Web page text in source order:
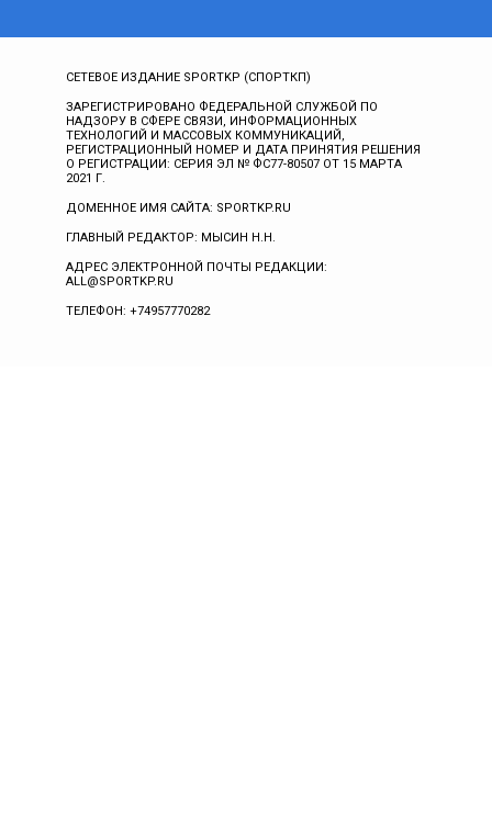
СЕТЕВОЕ ИЗДАНИЕ SPORTKP (СПОРТКП)
ЗАРЕГИСТРИРОВАНО ФЕДЕРАЛЬНОЙ СЛУЖБОЙ ПО
НАДЗОРУ В СФЕРЕ СВЯЗИ, ИНФОРМАЦИОННЫХ
ТЕХНОЛОГИЙ И МАССОВЫХ КОММУНИКАЦИЙ,
РЕГИСТРАЦИОННЫЙ НОМЕР И ДАТА ПРИНЯТИЯ РЕШЕНИЯ
О РЕГИСТРАЦИИ: СЕРИЯ ЭЛ № ФС77-80507 ОТ 15 МАРТА
2021 Г.
ДОМЕННОЕ ИМЯ САЙТА: SPORTKP.RU
ГЛАВНЫЙ РЕДАКТОР: МЫСИН Н.Н.
АДРЕС ЭЛЕКТРОННОЙ ПОЧТЫ РЕДАКЦИИ:
ALL@SPORTKP.RU
ТЕЛЕФОН: +74957770282